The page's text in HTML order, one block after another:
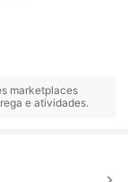
marketplaces
e atividades.